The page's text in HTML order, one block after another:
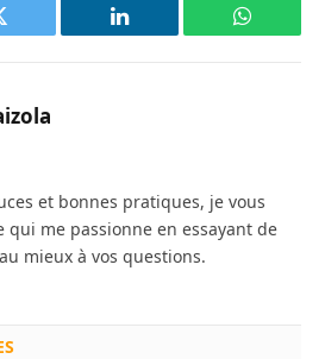
LinkedIn
et bonnes pratiques, je vous
qui me passionne en essayant de
mieux à vos questions.